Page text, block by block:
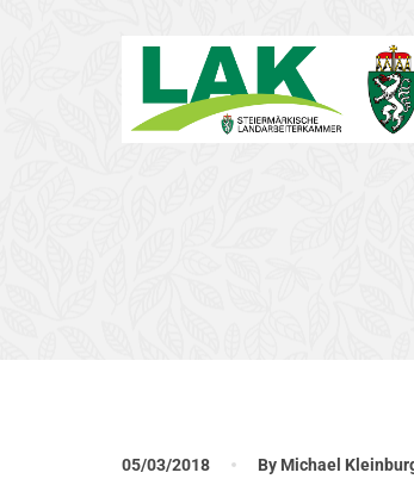
05/03/2018 By Michael